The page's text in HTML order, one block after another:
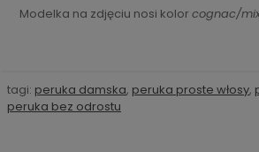
Modelka na zdjęciu nosi kolor cognac/
tagi: peruka damska, peruka proste włosy,
peruka bez odrostu